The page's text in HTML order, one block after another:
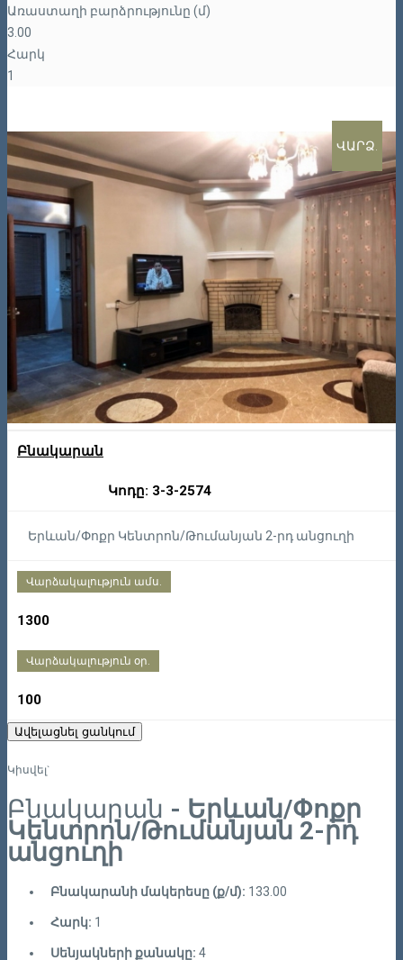
Առաստաղի բարձրությունը (մ)
3.00
Հարկ
1
ՎԱՐՁ.
Բնակարան
Կոդը: 3-3-2574
Երևան/Փոքր Կենտրոն/Թումանյան 2-րդ անցուղի
Վարձակալություն ամս.
1300
Վարձակալություն օր.
100
Ավելացնել ցանկում
Կիսվել`
Բնակարան - Երևան/Փոքր
Կենտրոն/Թումանյան 2-րդ
անցուղի
Բնակարանի մակերեսը (ք/մ): 133.00
Հարկ: 1
Սենյակների քանակը: 4